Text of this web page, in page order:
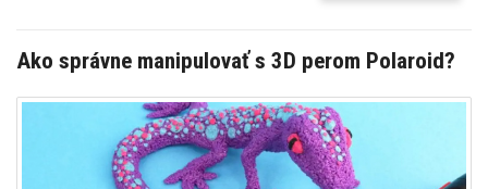
Ako správne manipulovať s 3D perom Polaroid?